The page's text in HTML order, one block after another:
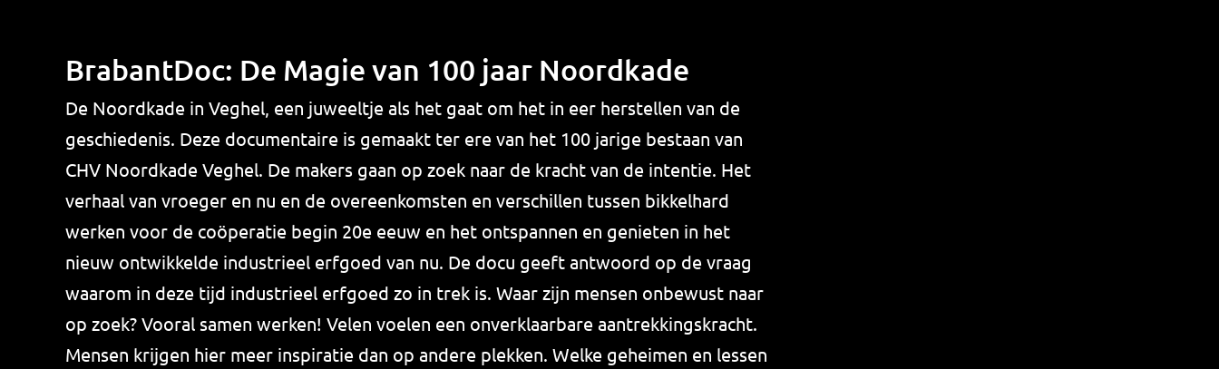
BrabantDoc: De Magie van 100 jaar Noordkade
De Noordkade in Veghel, een juweeltje als het gaat om het in eer herstellen van de
geschiedenis. Deze documentaire is gemaakt ter ere van het 100 jarige bestaan van
CHV Noordkade Veghel. De makers gaan op zoek naar de kracht van de intentie. Het
verhaal van vroeger en nu en de overeenkomsten en verschillen tussen bikkelhard
werken voor de coöperatie begin 20e eeuw en het ontspannen en genieten in het
nieuw ontwikkelde industrieel erfgoed van nu. De docu geeft antwoord op de vraag
waarom in deze tijd industrieel erfgoed zo in trek is. Waar zijn mensen onbewust naar
op zoek? Vooral samen werken! Velen voelen een onverklaarbare aantrekkingskracht.
Mensen krijgen hier meer inspiratie dan op andere plekken. Welke geheimen en lessen